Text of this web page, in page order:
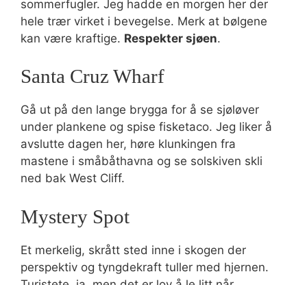
sommerfugler. Jeg hadde en morgen her der
hele trær virket i bevegelse. Merk at bølgene
kan være kraftige. Respekter sjøen.
Santa Cruz Wharf
Gå ut på den lange brygga for å se sjøløver
under plankene og spise fisketaco. Jeg liker å
avslutte dagen her, høre klunkingen fra
mastene i småbåthavna og se solskiven skli
ned bak West Cliff.
Mystery Spot
Et merkelig, skrått sted inne i skogen der
perspektiv og tyngdekraft tuller med hjernen.